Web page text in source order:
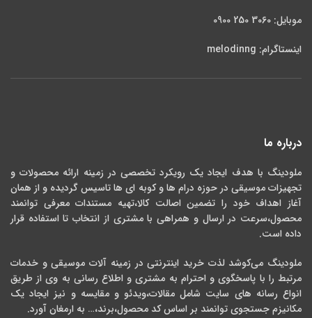
موبایل: 3060 250 0900
اینستاگرام: melodinng
درباره ما
ملودینگ با هدف ایجاد یک رویکرد تخصصی در زمینه ارائه محصولات و
تجهیزات موسیقی در حوزه درام ها و کوبه ای ها تاسیس گردیده و از همان
آغاز اهداف خود را تضمین اصالت کالا،تهیه مستندات معرفی توانمند
محصول،سرعت در ارسال و همراهی با مشتری از انتخاب تا استفاده قرار
داده است.
ملودینگ می‌کوشد لذت خرید اینترنتی در زمینه آلات موسیقی و خدمات
مرتبط را با پاسخگوی و احترام به مشتری و اطلاع رسانی به وی از طریق
انواع رسانه های سایت شامل مقالات،ویدئو و مقایسه و نیز ایجاد یک
مکانیزم جستجوی توانمند بر اساس کد محصول،برند،… به ارمغان آورد.